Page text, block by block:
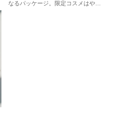
なるパッケージ。限定コスメはやっ